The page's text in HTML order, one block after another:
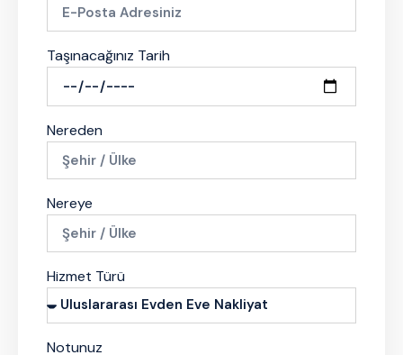
Taşınacağınız Tarih
Nereden
Nereye
Hizmet Türü
Notunuz